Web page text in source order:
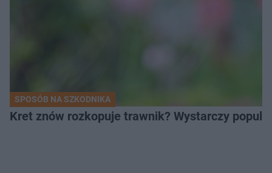
SPOSÓB NA SZKODNIKA
Kret znów rozkopuje trawnik? Wystarczy